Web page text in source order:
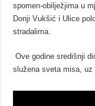
spomen-obilježjima u
Donji Vukšić i Ulice
stradalima.
Ove godine središnji
služena sveta misa, uz